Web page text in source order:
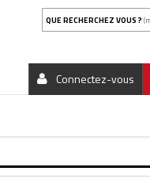
QUE RECHERCHEZ VOUS ?
Connectez-vous